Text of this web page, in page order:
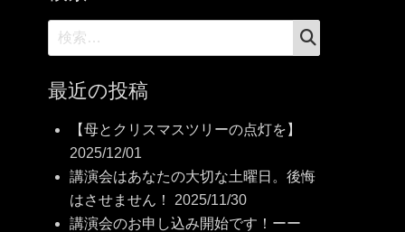
検
索:
最近の投稿
【母とクリスマスツリーの点灯を】
2025/12/01
講演会はあなたの大切な土曜日。後悔
はさせません！
2025/11/30
講演会のお申し込み開始です！ーー